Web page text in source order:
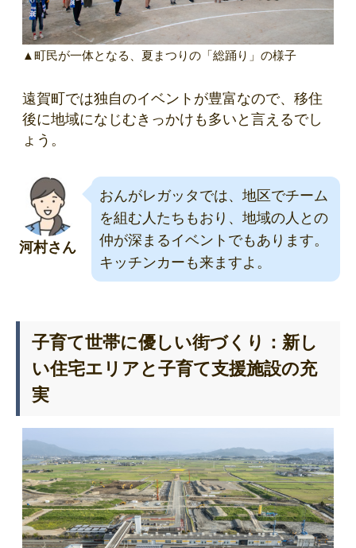
▲町民が一体となる、夏まつりの「総踊り」の様子
遠賀町では独自のイベントが豊富なので、移住
後に地域になじむきっかけも多いと言えるでし
ょう。
河村さん
おんがレガッタでは、地区でチーム
を組む人たちもおり、地域の人との
仲が深まるイベントでもあります。
キッチンカーも来ますよ。
子育て世帯に優しい街づくり：新し
い住宅エリアと子育て支援施設の充
実